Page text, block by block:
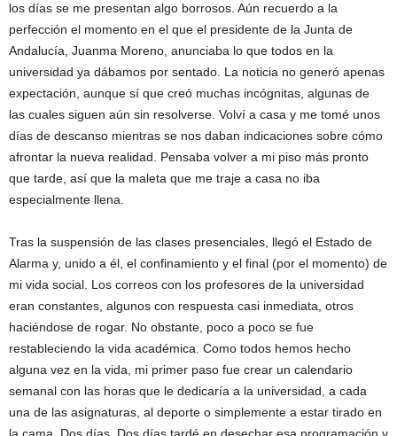
los días se me presentan algo borrosos. Aún recuerdo a la
perfección el momento en el que el presidente de la Junta de
Andalucía, Juanma Moreno, anunciaba lo que todos en la
universidad ya dábamos por sentado. La noticia no generó apenas
expectación, aunque sí que creó muchas incógnitas, algunas de
las cuales siguen aún sin resolverse. Volví a casa y me tomé unos
días de descanso mientras se nos daban indicaciones sobre cómo
afrontar la nueva realidad. Pensaba volver a mi piso más pronto
que tarde, así que la maleta que me traje a casa no iba
especialmente llena.
Tras la suspensión de las clases presenciales, llegó el Estado de
Alarma y, unido a él, el confinamiento y el final (por el momento) de
mi vida social. Los correos con los profesores de la universidad
eran constantes, algunos con respuesta casi inmediata, otros
haciéndose de rogar. No obstante, poco a poco se fue
restableciendo la vida académica. Como todos hemos hecho
alguna vez en la vida, mi primer paso fue crear un calendario
semanal con las horas que le dedicaría a la universidad, a cada
una de las asignaturas, al deporte o simplemente a estar tirado en